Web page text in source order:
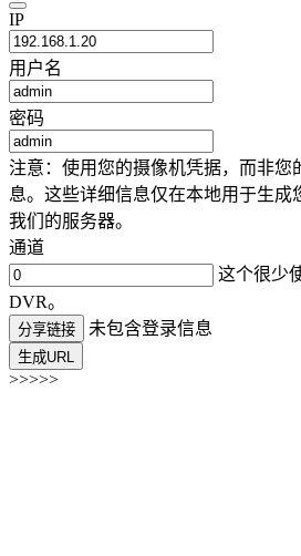
IP
用户名
密码
注意：使用您的摄像机凭据，而非您
息。这些详细信息仅在本地用于生成
我们的服务器。
通道
这个很少
DVR。
分享链接 未包含登录信息
生成URL
>>>>>